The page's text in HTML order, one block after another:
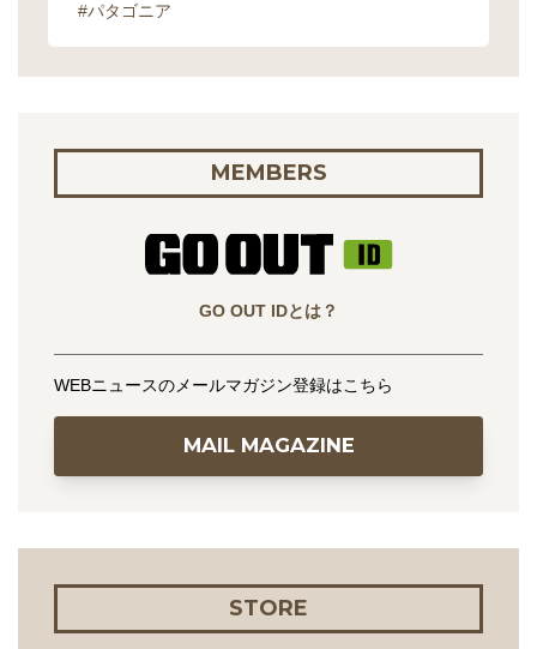
#パタゴニア
MEMBERS
GO OUT IDとは？
WEBニュースのメールマガジン登録はこちら
MAIL MAGAZINE
STORE